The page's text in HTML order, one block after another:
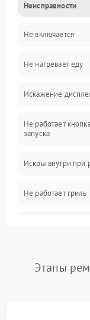
Дверца и корпус
Механика и
Механические
Питание и
Нагрев и
Программное
Неисправности
Не включается
Не нагревает еду
Искажение
Не работает
запуска
Искры внутри при
Не работает гриль
Появление запаха
Этапы